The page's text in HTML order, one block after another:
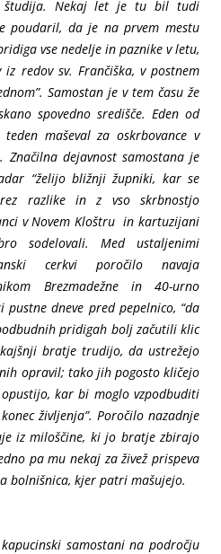
študija. Nekaj let je tu bil tudi
poudaril, da je na prvem mestu
vse nedelje in paznike v letu,
iz redov sv. Frančiška, v postnem
Samostan je v tem času že
spovedno središče. Eden od
maševal za oskrbovance v
Značilna dejavnost samostana je
“želijo bližnji župniki, kar se
razlike in z vso skrbnostjo
v Novem Kloštru in kartuzijani
sodelovali. Med ustaljenimi
cerkvi poročilo navaja
Brezmadežne in 40-urno
pustne dneve pred pepelnico, “da
pridigah bolj začutili klic
bratje trudijo, da ustrežejo
opravil; tako jih pogosto kličejo
kar bi moglo vzpodbuditi
življenja”. Poročilo nazadnje
iz miloščine, ki jo bratje zbirajo
pa mu nekaj za živež prispeva
bolnišnica, kjer patri mašujejo.
samostani na področju